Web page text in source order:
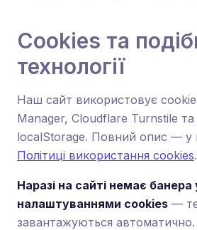
Cookies та
технології
Наш сайт використовує
Manager, Cloudflare Turnstile
localStorage. Повний опис — у
Політиці використання cookies.
Наразі на сайті немає банера
налаштуваннями cookies —
завантажуються